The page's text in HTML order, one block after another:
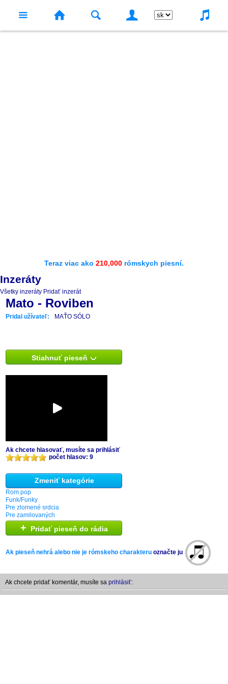
Teraz viac ako 210,000 rómskych piesní.
Inzeráty
Všetky inzeráty Pridať inzerát
Mato - Roviben
Pridal užívateľ: MAŤO SÓLO
Stiahnuť pieseň
Ak chcete hlasovať, musíte sa prihlásiť
počet hlasov: 9
Zmeniť kategórie
Rom pop
Funk/Funky
Pre zlomené srdcia
Pre zamilovaných
+ Pridať pieseň do rádia
Ak pieseň nehrá alebo nie je rómskeho charakteru označte ju
Ak chcete pridať komentár, musíte sa prihlásiť: